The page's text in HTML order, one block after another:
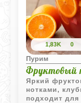
1,83K 0
Пурим
Фруктовый
Яркий
нотками,
подходит